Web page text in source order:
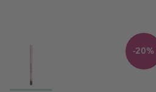
-20%